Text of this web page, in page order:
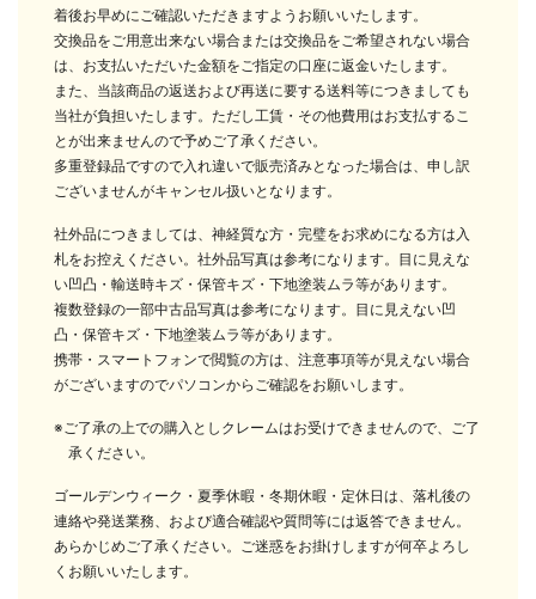
着後お早めにご確認いただきますようお願いいたします。
交換品をご用意出来ない場合または交換品をご希望されない場合
は、お支払いただいた金額をご指定の口座に返金いたします。
また、当該商品の返送および再送に要する送料等につきましても
当社が負担いたします。ただし工賃・その他費用はお支払するこ
とが出来ませんので予めご了承ください。
多重登録品ですので入れ違いで販売済みとなった場合は、申し訳
ございませんがキャンセル扱いとなります。
社外品につきましては、神経質な方・完璧をお求めになる方は入
札をお控えください。社外品写真は参考になります。目に見えな
い凹凸・輸送時キズ・保管キズ・下地塗装ムラ等があります。
複数登録の一部中古品写真は参考になります。目に見えない凹
凸・保管キズ・下地塗装ムラ等があります。
携帯・スマートフォンで閲覧の方は、注意事項等が見えない場合
がございますのでパソコンからご確認をお願いします。
※ご了承の上での購入としクレームはお受けできませんので、ご了
承ください。
ゴールデンウィーク・夏季休暇・冬期休暇・定休日は、落札後の
連絡や発送業務、および適合確認や質問等には返答できません。
あらかじめご了承ください。ご迷惑をお掛けしますが何卒よろし
くお願いいたします。